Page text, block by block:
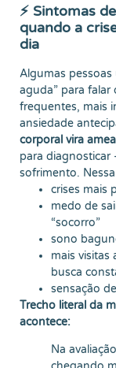
⚡ Sintomas
quando a
dia
Algumas
aguda” para falar
frequentes, mais
ansiedade
corporal vira
para diagnosticar
sofrimento.
crises mais
medo de
“socorro”
sono
mais
busca
sensação
Trecho literal da
acontece:
Na